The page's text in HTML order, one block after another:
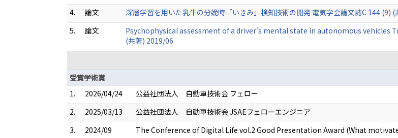
4.
論文
深層学習を用いた乳牛の分娩時「いきみ」検知技術の開発 電気学会論文誌C 144 (9)
5.
論文
Psychophysical assessment of a driver's mental state in autonomous vehicles
(共著) 2019/06
受賞学術賞
1.
2026/04/24
公益社団法人 自動車技術会 フェロー
2.
2025/03/13
公益社団法人 自動車技術会 JSAEフェローエンジニア
3.
2024/09
The Conference of Digital Life vol.2 Good Presentation Award (What